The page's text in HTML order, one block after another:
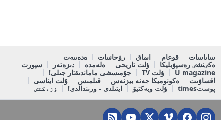
ساياسات قوعام ايماق رۋحانييات
ەدەبيەت
ەكٸنشٸ رەسپۋبليكا
ۇلت تاريحى ەلەمدە دىزەتەر
سپورت
U magazine
ۇلت TV
جۇمىسشى ماماندىقتار جىلى!
اقساۋىت
ەكونوميكا جەنە بيزنەس قىلمىس
ۇلت ايناسى
پوستtimes
ۇلت وبەكتيۆ ايتىلدى - ورىندالدى! ٶزەكتٸ